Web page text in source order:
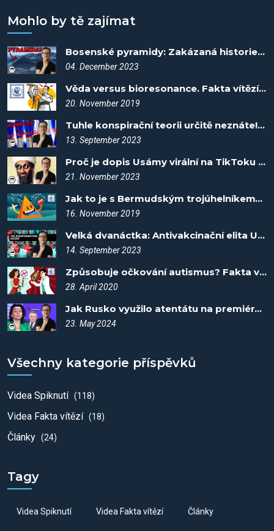
Mohlo by tě zajímat
Bosenské pyramidy: Zakázaná historie, nebo kopce? - Spiknutí #65
04. December 2023
Věda versus bioresonance. Fakta vítězí #10.2
20. November 2019
Tuhle konspirační teorii určitě neznáte! - Spiknutí #8
13. September 2023
Proč je dopis Usámy virální na TikToku - Spiknutí #57
21. November 2023
Jak to je s Bermudským trojúhelníkem? Fakta vítězí #7
16. November 2019
Velká dvanáctka: Antivakcinační elita USA - Spiknutí #9
14. September 2023
Způsobuje očkování autismus? Fakta vítězí #15
28. April 2020
Jak Rusko využilo atentátu na premiéra Fica? - Spiknutí #96
23. May 2024
Všechny kategorie příspěvků
Videa Spiknutí (118)
Videa Fakta vítězí (18)
Články (24)
Tagy
Videa Spiknutí Videa Fakta vítězí Články